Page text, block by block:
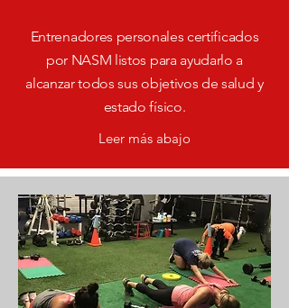
Entrenadores personales certificados
por NASM listos para ayudarlo a
alcanzar todos sus objetivos de salud y
estado físico.
Leer más abajo